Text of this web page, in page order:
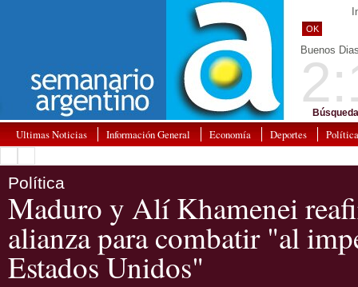
OK
Buenos
Ultimas Noticias Información General Economía Deportes Política
Política
Maduro y Alí Khamenei
alianza para combatir "al
Estados Unidos"